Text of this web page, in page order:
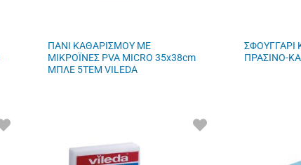
ΠΑΝΙ ΚΑΘΑΡΙΣΜΟΥ ΜΕ
ΜΙΚΡΟΪΝΕΣ PVA MICRO 35x38cm
ΜΠΛΕ 5TEM VILEDA
ΣΦΟΥΓΓΑΡΙ
ΠΡΑΣΙΝΟ-
ΠΡΟΣΘΗΚΗ
ΠΡΟΣΘΗΚΗ